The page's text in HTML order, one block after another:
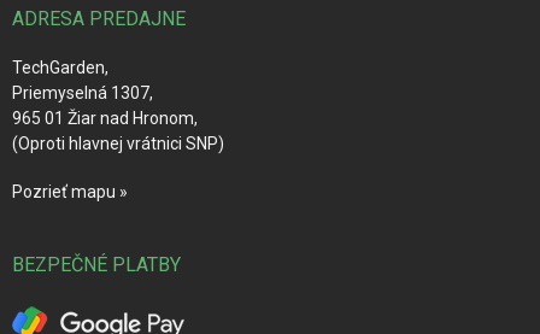
ADRESA PREDAJNE
TechGarden,
Priemyselná 1307,
965 01 Žiar nad Hronom,
(Oproti hlavnej vrátnici SNP)
Pozrieť mapu »
BEZPEČNÉ PLATBY